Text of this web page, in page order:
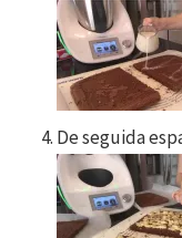
De seguida